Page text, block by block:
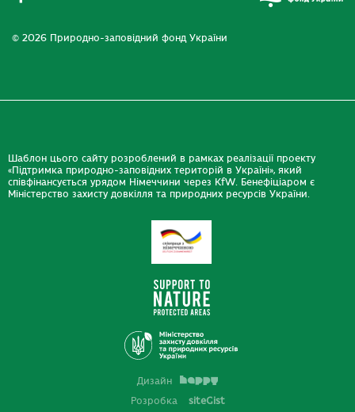
© 2026 Природно-заповідний фонд України
Шаблон цього сайту розроблений в рамках реалізації проекту
«Підтримка природно-заповідних територій в Україні», який
співфінансується урядом Німеччини через KfW. Бенефіціаром є
Міністерство захисту довкілля та природних ресурсів України.
Дизайн
Розробка
siteGist